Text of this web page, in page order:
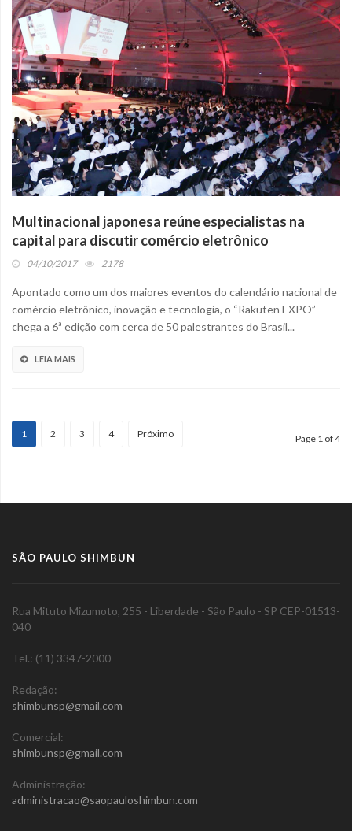
Multinacional japonesa reúne especialistas na
capital para discutir comércio eletrônico
04/10/2017 2178
Apontado como um dos maiores eventos do calendário nacional de
comércio eletrônico, inovação e tecnologia, o “Rakuten EXPO”
chega a 6ª edição com cerca de 50 palestrantes do Brasil...
LEIA MAIS
1 2 3 4 Próximo Page 1 of 4
SÃO PAULO SHIMBUN
Rua Mituto Mizumoto, 255 - Liberdade - São Paulo - SP CEP-01513-
040
Tel.: (11) 3347-2000
Redação:
shimbunsp@gmail.com
Comercial:
shimbunsp@gmail.com
Administração:
administracao@saopauloshimbun.com